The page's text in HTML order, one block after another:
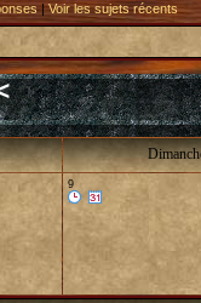
|Voir les sujets récents
9